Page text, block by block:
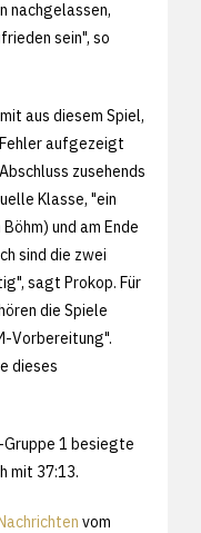
nachgelassen,
sein", so
aus diesem Spiel,
aufgezeigt
zusehends
Klasse, "ein
und am Ende
sind die zwei
sagt Prokop. Für
die Spiele
Vorbereitung".
dieses
1 besiegte
mit 37:13.
vom